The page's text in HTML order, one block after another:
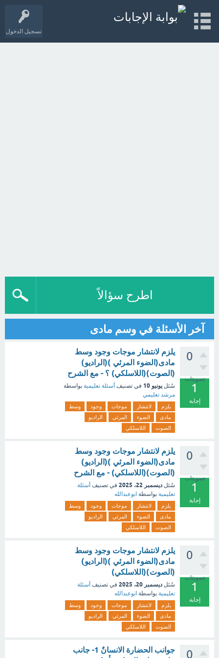
تسجيل الدخول
اطرح سؤالاً
آخر الأسئلة في وسم مادى
0
تصويتات
1
إجابة
يلزم لانتشار موجات وجود وسط
مادى(الضوء المرئي )(الراديو)
(الصوت)(اللاسلكي) ؟ - مع الشرح
سُئل يونيو 10 في تصنيف أسئلة تعليمية بواسطة
مرشد تعليمي
يلزم لانتشار موجات وجود
وسط
مادى
الضوء المرئي
الراديو
الصوت
اللاسلكي
0
تصويتات
1
إجابة
يلزم لانتشار موجات وجود وسط
مادى(الضوء المرئي )(الراديو)
(الصوت)(اللاسلكي) - مع الشرح
سُئل ديسمبر 22، 2025 في تصنيف أسئلة
تعليمية بواسطة ابوعبدالله
يلزم لانتشار موجات وجود
وسط
مادى
الضوء المرئي
الراديو
الصوت
اللاسلكي
0
تصويتات
1
إجابة
يلزم لانتشار موجات وجود وسط
مادى(الضوء المرئي )(الراديو)
(الصوت)(اللاسلكي)
سُئل ديسمبر 20، 2025 في تصنيف أسئلة
تعليمية بواسطة ابوعبدالله
يلزم لانتشار موجات وجود
وسط
مادى
الضوء المرئي
الراديو
الصوت
اللاسلكي
0
جوانب الحضارة الانسانٌ 1- جانب